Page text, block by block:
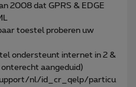
2008 dat GPRS & EDGE
toestel proberen uw
ondersteunt internet in 2 &
onterecht aangeduid)
nl/id_cr_qelp/particu